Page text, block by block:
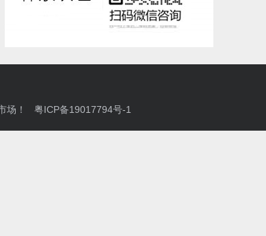
场！ 粤ICP备19017794号-1